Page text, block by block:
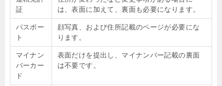
証
は、表面に加えて、裏面も必要になります。
パスポー
ト
顔写真、および住所記載のページが必要にな
ります。
マイナン
バーカー
ド
表面だけを提出し、マイナンバー記載の裏面
は不要です。